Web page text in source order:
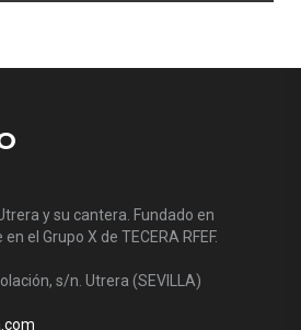
y su cantera. Fundado en
el Grupo X de TECERA RFEF.
s/n. Utrera (SEVILLA)